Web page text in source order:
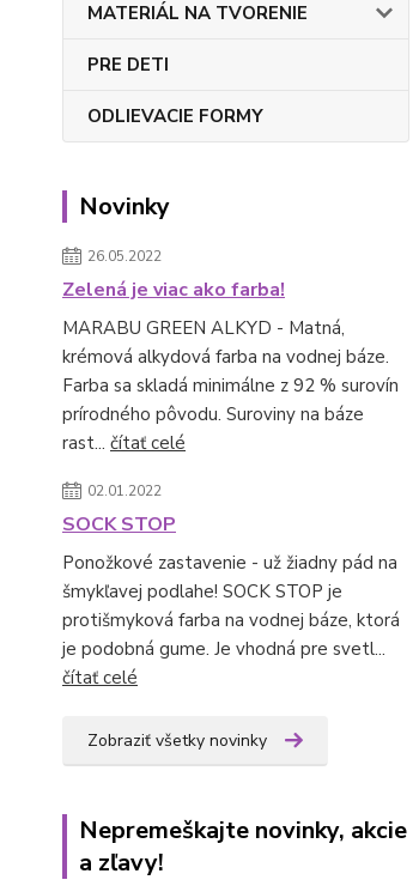
MATERIÁL NA TVORENIE
PRE DETI
ODLIEVACIE FORMY
Novinky
26.05.2022
Zelená je viac ako farba!
MARABU GREEN ALKYD - Matná,
krémová alkydová farba na vodnej báze.
Farba sa skladá minimálne z 92 % surovín
prírodného pôvodu. Suroviny na báze
rast... čítať celé
02.01.2022
SOCK STOP
Ponožkové zastavenie - už žiadny pád na
šmykľavej podlahe! SOCK STOP je
protišmyková farba na vodnej báze, ktorá
je podobná gume. Je vhodná pre svetl...
čítať celé
Zobraziť všetky novinky
Nepremeškajte novinky, akcie
a zľavy!